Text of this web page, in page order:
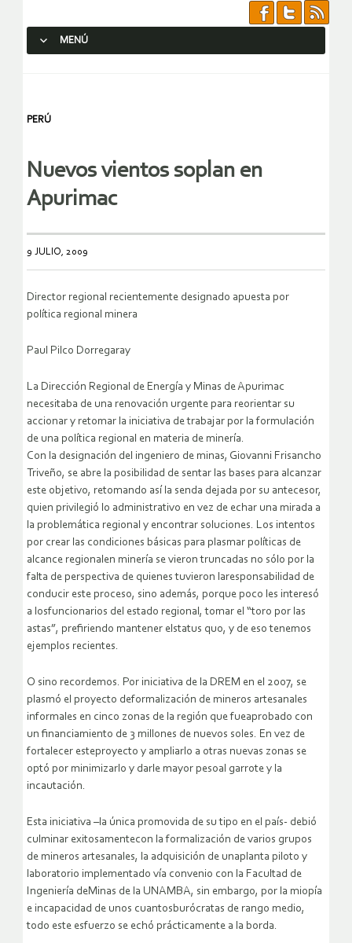
MENÚ
PERÚ
Nuevos vientos soplan en
Apurimac
9 JULIO, 2009
Director regional recientemente designado apuesta por
política regional minera
Paul Pilco Dorregaray
La Dirección Regional de Energía y Minas de Apurimac
necesitaba de una renovación urgente para reorientar su
accionar y retomar la iniciativa de trabajar por la formulación
de una política regional en materia de minería.
Con la designación del ingeniero de minas, Giovanni Frisancho
Triveño, se abre la posibilidad de sentar las bases para alcanzar
este objetivo, retomando así la senda dejada por su antecesor,
quien privilegió lo administrativo en vez de echar una mirada a
la problemática regional y encontrar soluciones. Los intentos
por crear las condiciones básicas para plasmar políticas de
alcance regionalen minería se vieron truncadas no sólo por la
falta de perspectiva de quienes tuvieron laresponsabilidad de
conducir este proceso, sino además, porque poco les interesó
a losfuncionarios del estado regional, tomar el “toro por las
astas”, prefiriendo mantener elstatus quo, y de eso tenemos
ejemplos recientes.
O sino recordemos. Por iniciativa de la DREM en el 2007, se
plasmó el proyecto deformalización de mineros artesanales
informales en cinco zonas de la región que fueaprobado con
un financiamiento de 3 millones de nuevos soles. En vez de
fortalecer esteproyecto y ampliarlo a otras nuevas zonas se
optó por minimizarlo y darle mayor pesoal garrote y la
incautación.
Esta iniciativa –la única promovida de su tipo en el país- debió
culminar exitosamentecon la formalización de varios grupos
de mineros artesanales, la adquisición de unaplanta piloto y
laboratorio implementado vía convenio con la Facultad de
Ingeniería deMinas de la UNAMBA, sin embargo, por la miopía
e incapacidad de unos cuantosburócratas de rango medio,
todo este esfuerzo se echó prácticamente a la borda.